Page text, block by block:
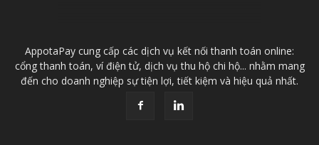
AppotaPay cung cấp các dịch vụ kết nối thanh toán online:
cổng thanh toán, ví điện tử, dịch vụ thu hộ chi hộ... nhằm mang
đến cho doanh nghiệp sự tiện lợi, tiết kiệm và hiệu quả nhất.